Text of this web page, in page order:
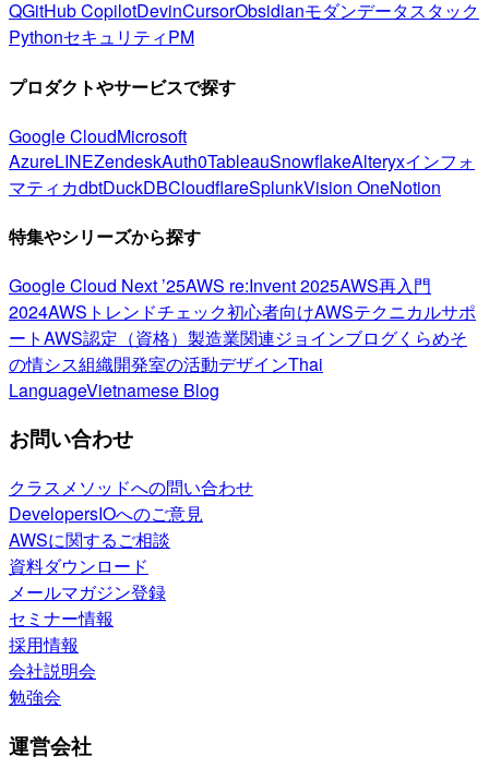
QGitHub CopilotDevinCursorObsidianモダンデータスタック
PythonセキュリティPM
プロダクトやサービスで探す
Google CloudMicrosoft
AzureLINEZendeskAuth0TableauSnowflakeAlteryxインフォ
マティカdbtDuckDBCloudflareSplunkVision OneNotion
特集やシリーズから探す
Google Cloud Next ’25AWS re:Invent 2025AWS再入門
2024AWSトレンドチェック初心者向けAWSテクニカルサポ
ートAWS認定（資格） 製造業関連ジョインブログくらめそ
の情シス組織開発室の活動デザインThai
LanguageVietnamese Blog
お問い合わせ
クラスメソッドへの問い合わせ
DevelopersIOへのご意見
AWSに関するご相談
資料ダウンロード
メールマガジン登録
セミナー情報
採用情報
会社説明会
勉強会
運営会社